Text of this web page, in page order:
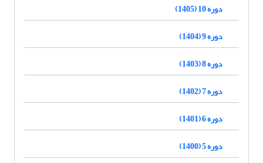
دوره 10 (1405)
دوره 9 (1404)
دوره 8 (1403)
دوره 7 (1402)
دوره 6 (1401)
دوره 5 (1400)